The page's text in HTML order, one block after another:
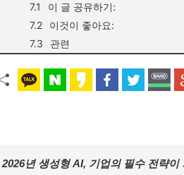
이 글 공유하기:
이것이 좋아요:
관련
2026년 생성형 AI, 기업의 필수 전략이